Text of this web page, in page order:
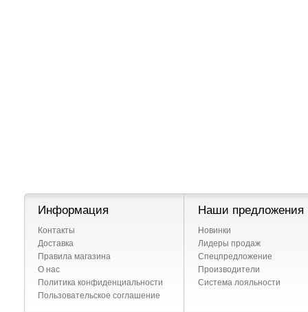
Информация
Контакты
Доставка
Правила магазина
О нас
Политика конфиденциальности
Пользовательское соглашение
Наши предложения
Новинки
Лидеры продаж
Спецпредложение
Производители
Система лояльности